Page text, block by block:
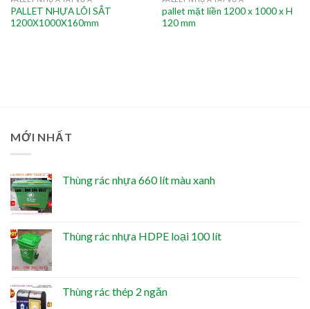
PALLET NHỰA LÕI SẮT
1200X1000X160mm
pallet mặt liền 1200 x 1000 x H
120 mm
MỚI NHẤT
Thùng rác nhựa 660 lít màu xanh
Thùng rác nhựa HDPE loại 100 lít
Thùng rác thép 2 ngăn